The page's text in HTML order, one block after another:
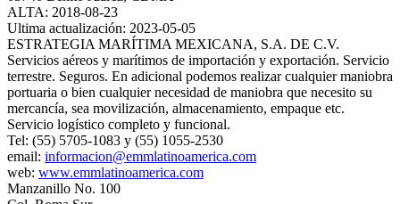
ALTA: 2018-08-23
Ultima actualización: 2023-05-05
ESTRATEGIA MARÍTIMA MEXICANA, S.A. DE C.V.
Servicios aéreos y marítimos de importación y exportación. Servicio
terrestre. Seguros. En adicional podemos realizar cualquier maniobra
portuaria o bien cualquier necesidad de maniobra que necesito su
mercancía, sea movilización, almacenamiento, empaque etc.
Servicio logístico completo y funcional.
Tel: (55) 5705-1083 y (55) 1055-2530
email: informacion@emmlatinoamerica.com
web: www.emmlatinoamerica.com
Manzanillo No. 100